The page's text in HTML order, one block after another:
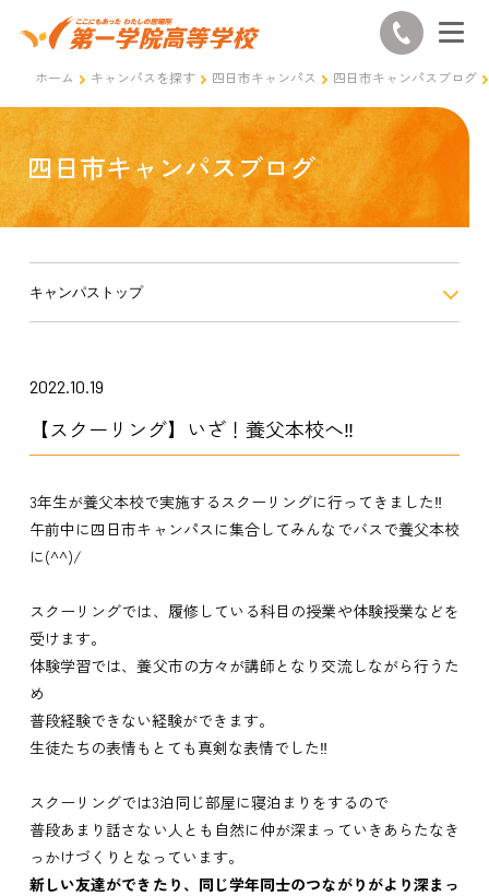
ホーム キャンパスを探す 四日市キャンパス 四日市キャンパスブログ
四日市キャンパスブログ
キャンパストップ
2022.10.19
【スクーリング】いざ！養父本校へ‼
3年生が養父本校で実施するスクーリングに行ってきました‼
午前中に四日市キャンパスに集合してみんなでバスで養父本校
に(^^)/
スクーリングでは、履修している科目の授業や体験授業などを
受けます。
体験学習では、養父市の方々が講師となり交流しながら行うた
め
普段経験できない経験ができます。
生徒たちの表情もとても真剣な表情でした‼
スクーリングでは3泊同じ部屋に寝泊まりをするので
普段あまり話さない人とも自然に仲が深まっていきあらたなき
っかけづくりとなっています。
新しい友達ができたり、同じ学年同士のつながりがより深まっ